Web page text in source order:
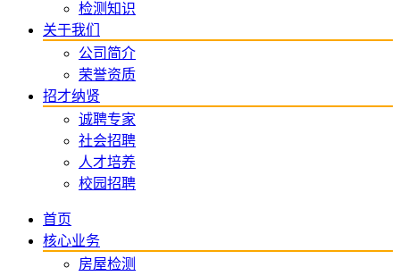
检测知识
关于我们
公司简介
荣誉资质
招才纳贤
诚聘专家
社会招聘
人才培养
校园招聘
首页
核心业务
房屋检测